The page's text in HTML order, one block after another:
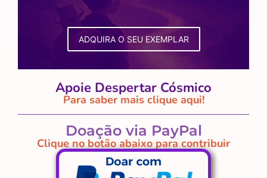
ADQUIRA O SEU EXEMPLAR
Apoie Despertar Cósmico
Para saber mais clique aqui!
Doação via PayPal
Clique no botão abaixo para contribuir